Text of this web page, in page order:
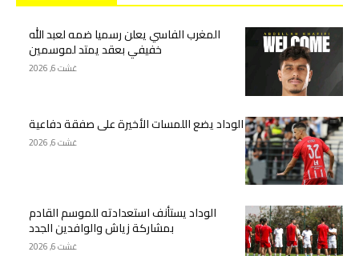
المغرب الفاسي يعلن رسميا ضمه لعبد الله
خفيفي بعقد يمتد لموسمين
غشت 6, 2026
الوداد يضع اللمسات الأخيرة على صفقة دفاعية
غشت 6, 2026
الوداد يستأنف استعدادته للموسم القادم
بمشاركة زياش والوافدين الجدد
غشت 6, 2026